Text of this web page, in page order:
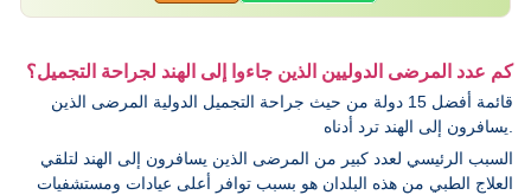
كم عدد المرضى الدوليين الذين جاءوا إلى الهند لجراحة التجميل؟
قائمة أفضل 15 دولة من حيث جراحة التجميل الدولية المرضى الذين
السبب الرئيسي لعدد كبير من المرضى الذين يسافرون إلى الهند لتلقي
العلاج الطبي من هذه البلدان هو بسبب توافر أعلى عيادات ومستشفيات